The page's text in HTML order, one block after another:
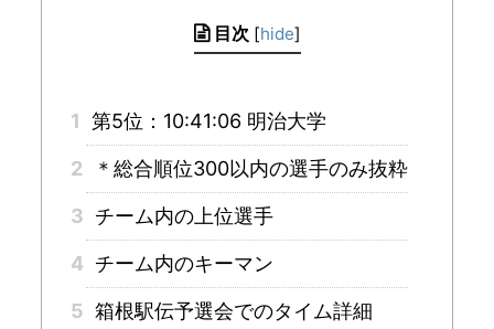
目次 [hide]
1 第5位：10:41:06 明治大学
2 ＊総合順位300以内の選手のみ抜粋
3 チーム内の上位選手
4 チーム内のキーマン
5 箱根駅伝予選会でのタイム詳細